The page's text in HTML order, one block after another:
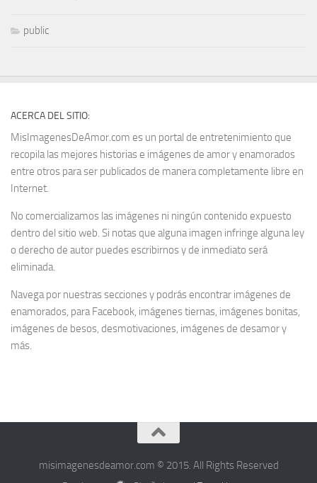
public
ACERCA DEL SITIO:
MisImagenesDeAmor.com es un portal de entretenimiento que
recopila las mejores historias e imágenes de amor y enamorados
entre otros para ser publicados de manera completamente libre en
Internet.
No comercializamos las imágenes ni ningún contenido expuesto
dentro del sitio web. Si notas que alguna imagen infringe alguna ley
o derecho de autor puedes escribirnos y de inmediato será
eliminada.
Navega por nuestras secciones y podrás encontrar imágenes de
enamorados, para Facebook, imágenes tiernas, imágenes bonitas,
imágenes de besos, desmotivaciones, imágenes de desamor y
más.
misimagenesdeamor.com © 2015. All Rights Reserved